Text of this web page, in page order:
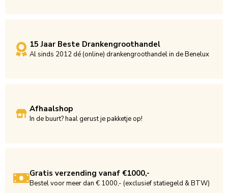
15 Jaar Beste Drankengroothandel
Al sinds 2012 dé (online) drankengroothandel in de Benelux
Afhaalshop
In de buurt? haal gerust je pakketje op!
Gratis verzending vanaf €1000,-
Bestel voor meer dan € 1000,- (exclusief statiegeld & BTW)